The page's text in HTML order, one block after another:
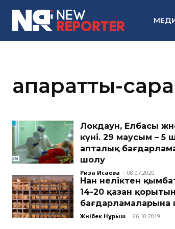
ақпараттық-
Локдаун, Елбасы
күні. 29 маусым – 5
апталық
шолу
Риза Исаева - 08.07.2020
Нан неліктен
14-20 қазан
бағдарламаларына
Жәнібек Нұрыш - 26.10.2019